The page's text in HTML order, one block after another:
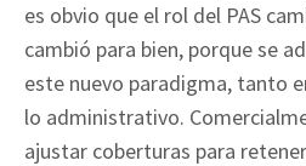
es obvio que el rol del PAS
cambió para bien, porque se
este nuevo paradigma, tanto
lo administrativo.
ajustar coberturas para